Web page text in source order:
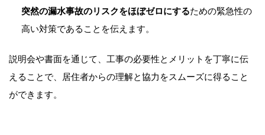
突然の漏水事故のリスクをほぼゼロにするための緊急性の
高い対策であることを伝えます。
説明会や書面を通じて、工事の必要性とメリットを丁寧に伝
えることで、居住者からの理解と協力をスムーズに得ること
ができます。